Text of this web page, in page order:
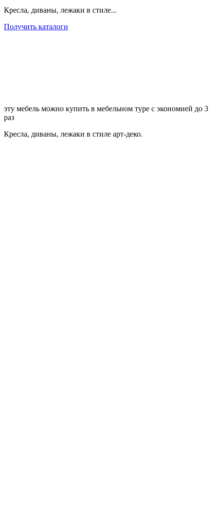
Кресла, диваны, лежаки в стиле...
Получить каталоги
эту мебель можно купить в мебельном туре с экономией до 3
раз
Кресла, диваны, лежаки в стиле арт-деко.